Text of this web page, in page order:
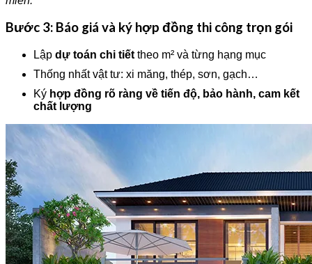
Bước 3: Báo giá và ký hợp đồng thi công trọn gói
Lập dự toán chi tiết theo m² và từng hạng mục
Thống nhất vật tư: xi măng, thép, sơn, gạch…
Ký hợp đồng rõ ràng về tiến độ, bảo hành, cam kết
chất lượng